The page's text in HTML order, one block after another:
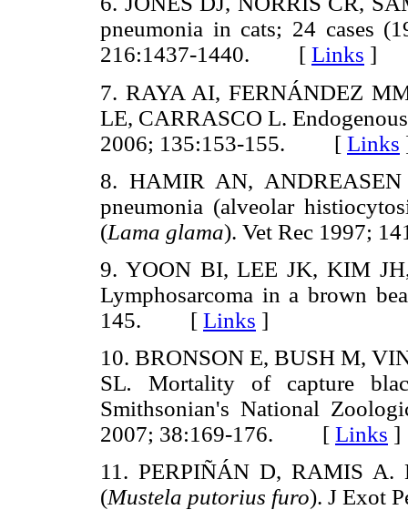
pneumonia in cats; 24 cases
216:1437-1440. [ Links ]
7. RAYA AI, FERNÁNDEZ
LE, CARRASCO L.
2006; 135:153-155. [ Links
8. HAMIR AN,
pneumonia (alveolar
(Lama glama). Vet Rec
9. YOON BI, LEE JK, KIM
Lymphosarcoma in a brown
145. [ Links ]
10. BRONSON E, BUSH M,
SL. Mortality of capture
Smithsonian's National
2007; 38:169-176. [ Links ]
11. PERPIÑÁN D, RAMIS A.
(Mustela putorius furo). J Exot